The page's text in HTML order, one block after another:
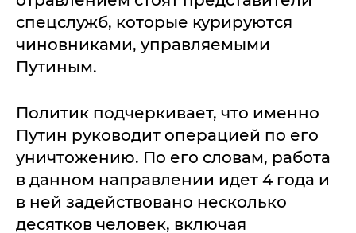
спецслужб, которые курируются
чиновниками, управляемыми
Путиным.
Политик подчеркивает, что именно
Путин руководит операцией по его
уничтожению. По его словам, работа
в данном направлении идет 4 года и
в ней задействовано несколько
десятков человек, включая